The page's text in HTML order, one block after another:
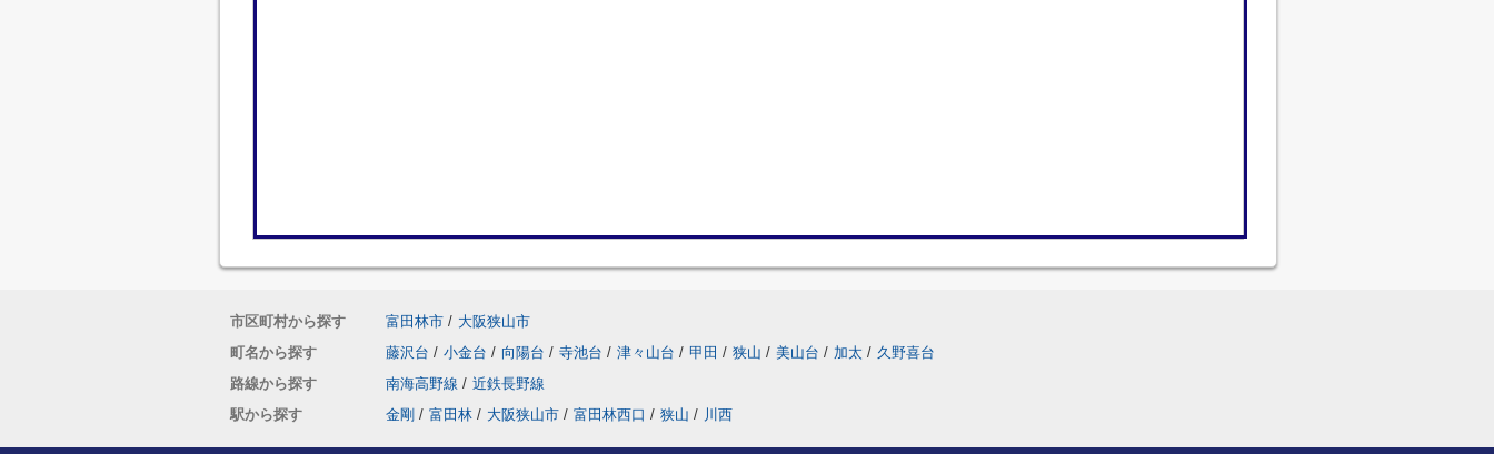
市区町村から探す 富田林市 / 大阪狭山市
町名から探す
藤沢台 / 小金台 / 向陽台 / 寺池台 / 津々山台 / 甲田 / 狭山 / 美山台 / 加太 / 久野喜台
路線から探す
南海高野線 / 近鉄長野線
駅から探す
金剛 / 富田林 / 大阪狭山市 / 富田林西口 / 狭山 / 川西